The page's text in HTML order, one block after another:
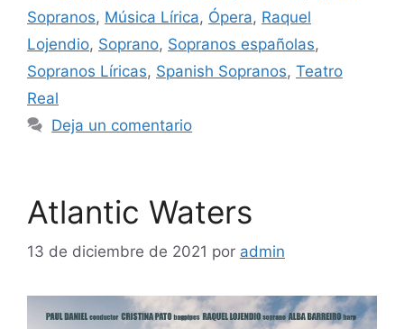
Sopranos, Música Lírica, Ópera, Raquel
Lojendio, Soprano, Sopranos españolas,
Sopranos Líricas, Spanish Sopranos, Teatro
Real
Deja un comentario
Atlantic Waters
13 de diciembre de 2021 por admin